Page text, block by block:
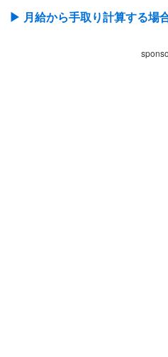
有効求人倍率とは
都道府県別有効求人倍率
▶︎ 月給から手取り計算する場